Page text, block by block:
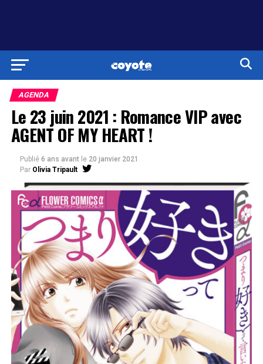
AGENDA
Le 23 juin 2021 : Romance VIP avec
AGENT OF MY HEART !
Publié 6 ans avant le 20 janvier 2021
Par Olivia Tripault